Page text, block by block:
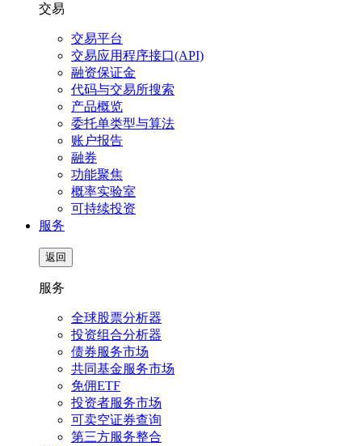
交易
交易平台
交易应用程序接口(API)
融资保证金
代码与交易所搜索
产品概览
委托单类型与算法
账户报告
融券
功能聚焦
概率实验室
可持续投资
服务
返回
服务
全球股票分析器
投资组合分析器
债券服务市场
共同基金服务市场
免佣ETF
投资者服务市场
可卖空证券查询
第三方服务整合